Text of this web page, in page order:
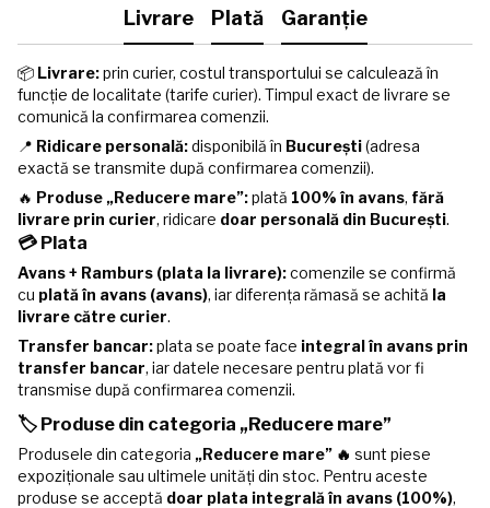
Livrare Plată Garanție
📦 Livrare:prin curier, costul transportului se calculează în
funcție de localitate (tarife curier). Timpul exact de livrare se
comunică la confirmarea comenzii.
📍 Ridicare personală:disponibilă în București(adresa
exactă se transmite după confirmarea comenzii).
🔥 Produse „Reducere mare”:plată 100% în avans, fără
livrare prin curier, ridicare doar personală din București.
💳 Plata
Avans + Ramburs (plata la livrare):comenzile se confirmă
cu plată în avans (avans), iar diferența rămasă se achită la
livrare către curier.
Transfer bancar:plata se poate face integral în avans prin
transfer bancar, iar datele necesare pentru plată vor fi
transmise după confirmarea comenzii.
🏷️ Produse din categoria „Reducere mare”
Produsele din categoria „Reducere mare” 🔥 sunt piese
expoziționale sau ultimele unități din stoc. Pentru aceste
produse se acceptă doar plata integrală în avans (100%),